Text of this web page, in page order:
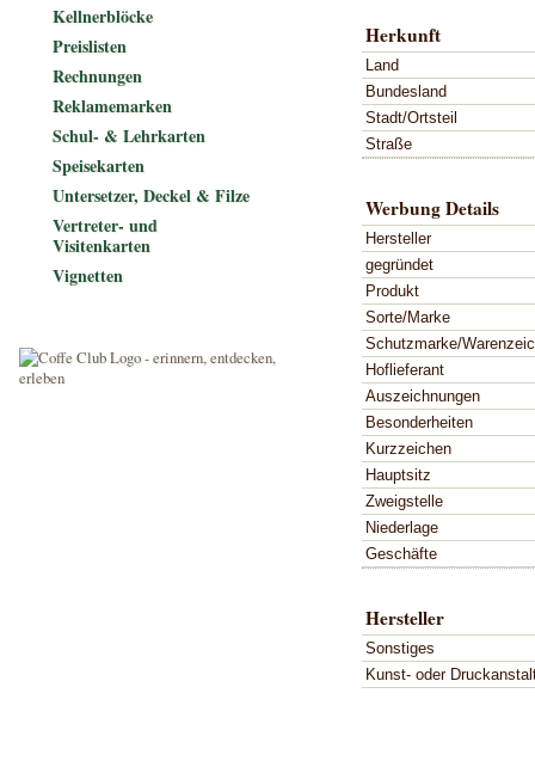
Herkunft
Land
Bundesland
Stadt/Ortsteil
Straße
Werbung Details
Hersteller
gegründet
Produkt
Sorte/Marke
Schutzmarke/
Hoflieferant
Auszeichnungen
Besonderheiten
Kurzzeichen
Hauptsitz
Zweigstelle
Niederlage
Geschäfte
Hersteller
Sonstiges
Kunst- oder
Kellnerblöcke
Preislisten
Rechnungen
Reklamemarken
Schul- & Lehrkarten
Speisekarten
Untersetzer, Deckel & Filze
Vertreter- und
Visitenkarten
Vignetten